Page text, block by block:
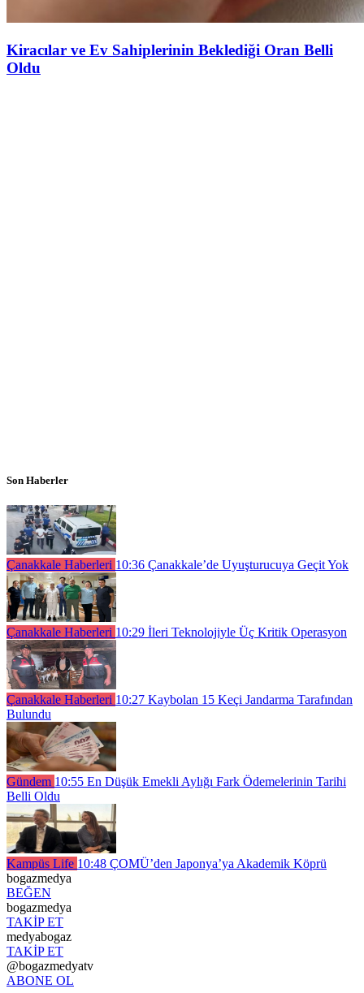
Kiracılar ve Ev Sahiplerinin Beklediği Oran Belli
Oldu
Son Haberler
Çanakkale Haberleri 10:36 Çanakkale’de Uyuşturucuya Geçit Yok
Çanakkale Haberleri 10:29 İleri Teknolojiyle Üç Kritik Operasyon
Çanakkale Haberleri 10:27 Kaybolan 15 Keçi Jandarma Tarafından
Bulundu
Gündem 10:55 En Düşük Emekli Aylığı Fark Ödemelerinin Tarihi
Belli Oldu
Kampüs Life 10:48 ÇOMÜ’den Japonya’ya Akademik Köprü
bogazmedya
BEĞEN
bogazmedya
TAKİP ET
medyabogaz
TAKİP ET
@bogazmedyatv
ABONE OL